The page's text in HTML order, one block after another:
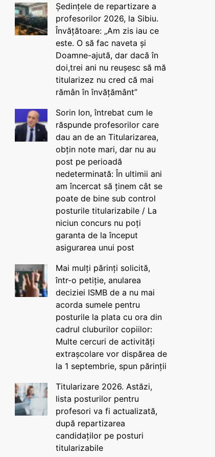
Ședințele de repartizare a
profesorilor 2026, la Sibiu.
Învățătoare: „Am zis iau ce
este. O să fac naveta și
Doamne-ajută, dar dacă în
doi,trei ani nu reușesc să mă
titularizez nu cred că mai
rămân în învățământ”
Sorin Ion, întrebat cum le
răspunde profesorilor care
dau an de an Titularizarea,
obțin note mari, dar nu au
post pe perioadă
nedeterminată: În ultimii ani
am încercat să ținem cât se
poate de bine sub control
posturile titularizabile / La
niciun concurs nu poți
garanta de la început
asigurarea unui post
Mai mulți părinți solicită,
într-o petiție, anularea
deciziei ISMB de a nu mai
acorda sumele pentru
posturile la plata cu ora din
cadrul cluburilor copiilor:
Multe cercuri de activități
extrașcolare vor dispărea de
la 1 septembrie, spun părinții
Titularizare 2026. Astăzi,
lista posturilor pentru
profesori va fi actualizată,
după repartizarea
candidaților pe posturi
titularizabile